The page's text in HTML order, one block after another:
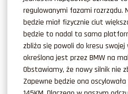
regulowanymi fazami rozrządu.
będzie miał fizycznie ciut
będzie to nadal ta sama
zbliża się powoli do kresu
określona jest przez BMW na
Obstawiamy, że nowy silnik nie
Zapewne będzie ona